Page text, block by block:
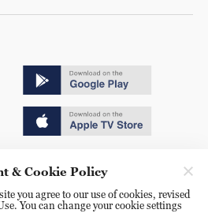
号
& Cookie Policy
you agree to our use of cookies, revised
You can change your cookie settings